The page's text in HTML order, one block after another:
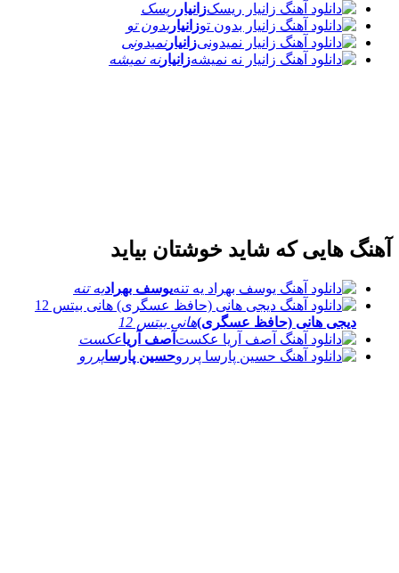
زانیار ریسک
زانیاربدون تو
زانیارنمیدونی
زانیارنه نمیشه
آهنگ هایی که شاید خوشتان بیاید
یوسف بهرادیه تنه
دیجی هانی (حافظ عسگری)هانی بیتس 12
آصف آریاعکست
حسین پارساپررو